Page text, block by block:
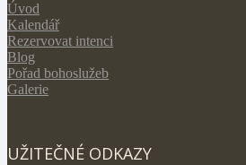
Úvod
Kalendář
Rezervovat intenci
Blog
Pořad bohoslužeb
Galerie
UŽITEČNÉ ODKAZY